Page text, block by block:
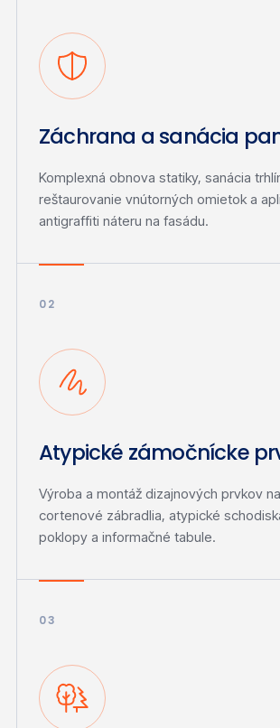
Záchrana a sanácia
Komplexná obnova statiky, sanácia
reštaurovanie vnútorných omietok a
antigraffiti náteru na fasádu.
02
Atypické zámočnícke
Výroba a montáž dizajnových prvkov
cortenové zábradlia, atypické
poklopy a informačné tabule.
03